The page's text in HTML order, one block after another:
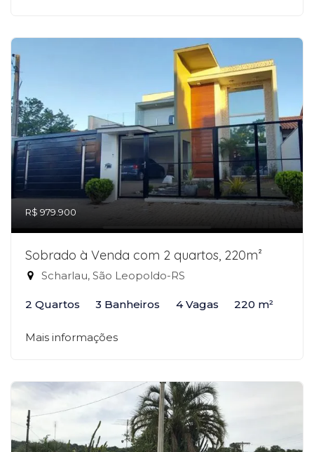
R$ 979.900
Sobrado à Venda com 2 quartos, 220m²
Scharlau, São Leopoldo-RS
2 Quartos 3 Banheiros 4 Vagas 220 m²
Mais informações